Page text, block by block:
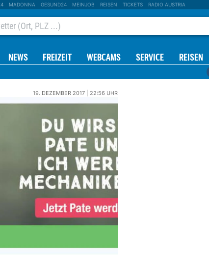
MADONNA GESUND24 MEINJOB REISEN TICKETS RADIO AUSTRIA
NEWS FREIZEIT WEBCAMS SERVICE REISEN
19. DEZEMBER 2017 | 22:56 UHR